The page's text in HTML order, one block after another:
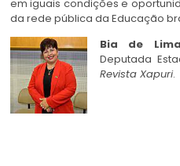
em iguais condições e
da rede pública da Educação
Bia de Lima
Deputada
Revista Xapuri.